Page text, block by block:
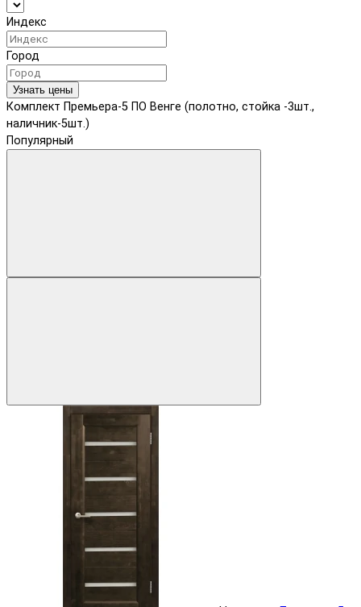
Индекс
Город
Узнать цены
Комплект Премьера-5 ПО Венге (полотно, стойка -3шт.,
наличник-5шт.)
Популярный